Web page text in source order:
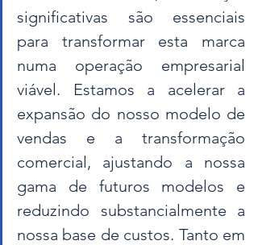
significativas são essenciais
para transformar esta marca
numa operação empresarial
viável. Estamos a acelerar a
expansão do nosso modelo de
vendas e a transformação
comercial, ajustando a nossa
gama de futuros modelos e
reduzindo substancialmente a
nossa base de custos. Tanto em